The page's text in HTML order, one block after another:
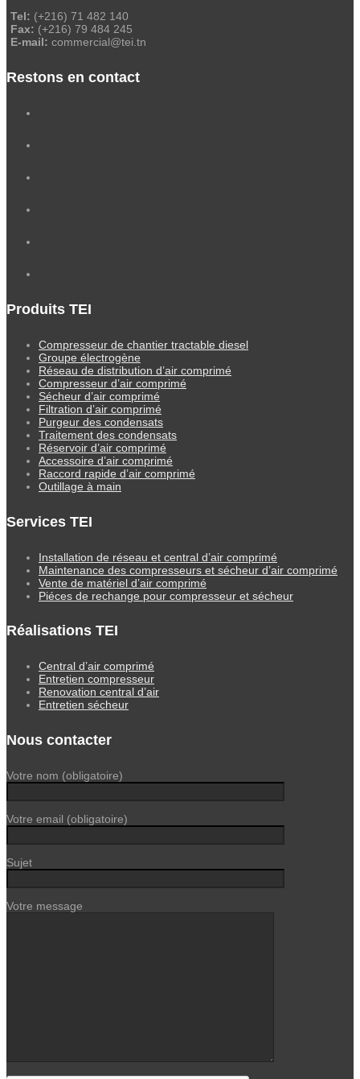
Tel: (+216) 71 482 140
Fax: (+216) 79 484 245
E-mail: commercial@tei.tn
Restons en contact
Produits TEI
Compresseur de chantier tractable diesel
Groupe électrogène
Réseau de distribution d’air comprimé
Compresseur d’air comprimé
Sécheur d’air comprimé
Filtration d’air comprimé
Purgeur des condensats
Traitement des condensats
Réservoir d’air comprimé
Accessoire d’air comprimé
Raccord rapide d’air comprimé
Outillage à main
Services TEI
Installation de réseau et central d’air comprimé
Maintenance des compresseurs et sécheur d’air comprimé
Vente de matériel d’air comprimé
Piéces de rechange pour compresseur et sécheur
Réalisations TEI
Central d’air comprimé
Entretien compresseur
Renovation central d’air
Entretien sécheur
Nous contacter
Votre nom (obligatoire)
Votre email (obligatoire)
Sujet
Votre message